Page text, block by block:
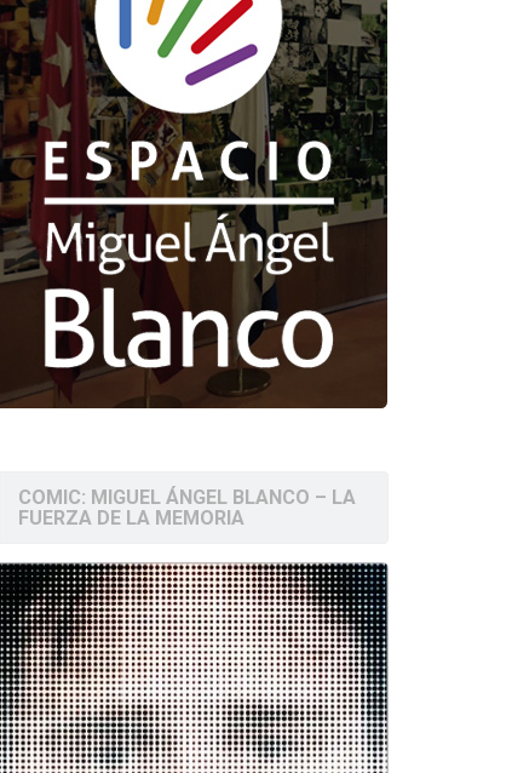
COMIC: MIGUEL ÁNGEL BLANCO – LA
FUERZA DE LA MEMORIA